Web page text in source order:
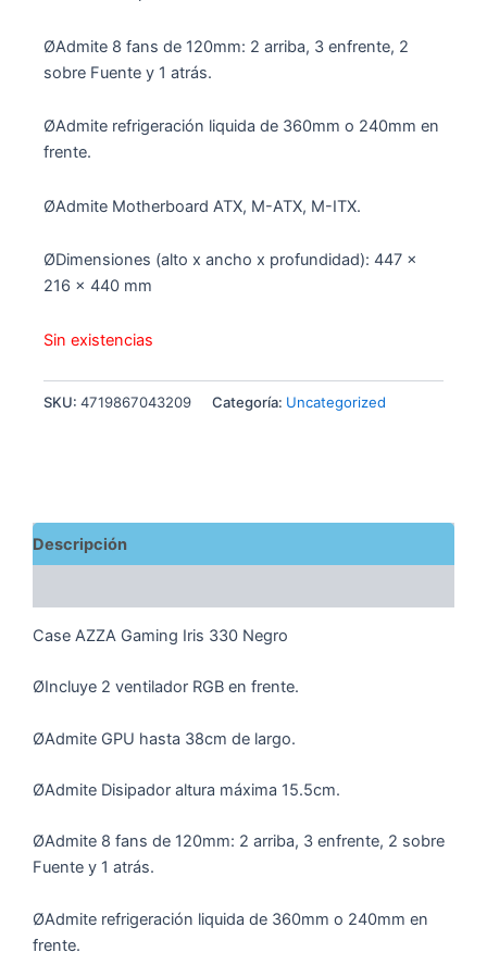
ØAdmite 8 fans de 120mm: 2 arriba, 3 enfrente, 2
sobre Fuente y 1 atrás.
ØAdmite refrigeración liquida de 360mm o 240mm en
frente.
ØAdmite Motherboard ATX, M-ATX, M-ITX.
ØDimensiones (alto x ancho x profundidad): 447 x
216 x 440 mm
Sin existencias
SKU: 4719867043209 Categoría: Uncategorized
Descripción
Case AZZA Gaming Iris 330 Negro
ØIncluye 2 ventilador RGB en frente.
ØAdmite GPU hasta 38cm de largo.
ØAdmite Disipador altura máxima 15.5cm.
ØAdmite 8 fans de 120mm: 2 arriba, 3 enfrente, 2 sobre
Fuente y 1 atrás.
ØAdmite refrigeración liquida de 360mm o 240mm en
frente.